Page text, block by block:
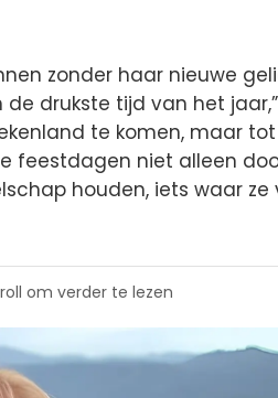
zonder haar nieuwe
drukste tijd van het
te komen, maar
feestdagen niet alleen
houden, iets waar
om verder te lezen